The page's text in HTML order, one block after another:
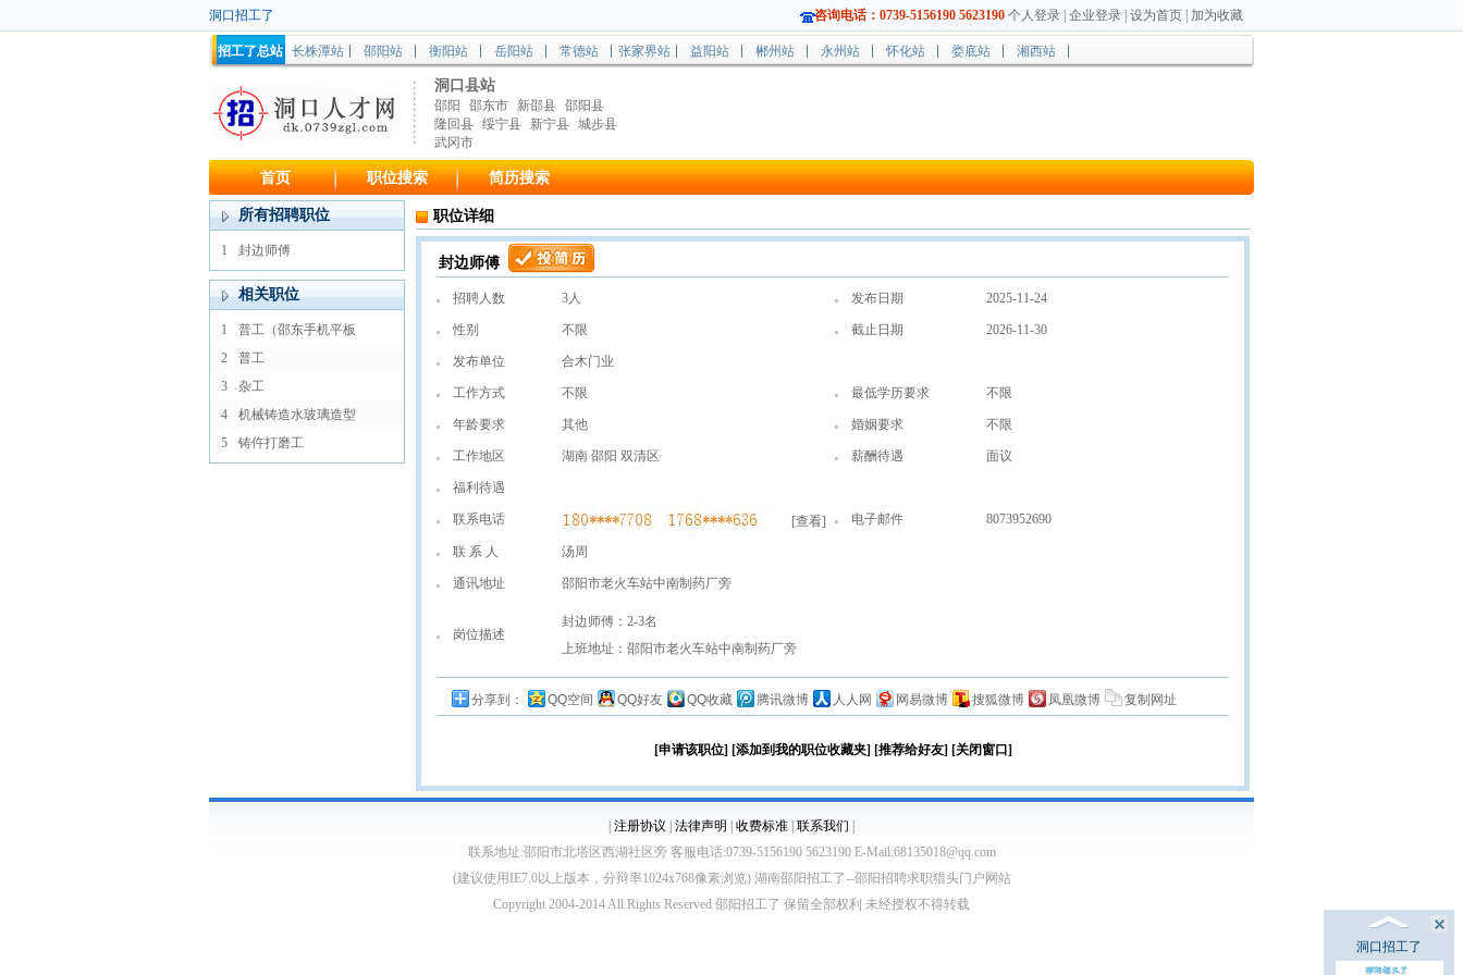
洞口招工了 咨询电话：0739-5156190 5623190 个人登录 企业登录 设为首页 加为收藏
招工了总站 长株潭站 邵阳站 衡阳站 岳阳站 常德站 张家界站 益阳站 郴州站 永州站 怀化站 娄底站 湘西站
洞口县站
邵阳 邵东市 新邵县 邵阳县
隆回县 绥宁县 新宁县 城步县
武冈市
首页 职位搜索 简历搜索
所有招聘职位
1 封边师傅
相关职位
1
普工（邵东手机平板
2
普工
3
杂工
4
机械铸造水玻璃造型
5
铸仵打磨工
职位详细
封边师傅
招聘人数 3人 发布日期 2025-11-24
性别 不限 截止日期 2026-11-30
发布单位 合木门业
工作方式 不限 最低学历要求 不限
年龄要求 其他 婚姻要求 不限
工作地区 湖南 邵阳 双清区 薪酬待遇 面议
福利待遇
联系电话 [查看] 电子邮件 8073952690
联 系 人 汤周
通讯地址 邵阳市老火车站中南制药厂旁
岗位描述
封边师傅：2-3名
上班地址：邵阳市老火车站中南制药厂旁
分享到： QQ空间 QQ好友 QQ收藏 腾讯微博 人人网 网易微博 搜狐微博 凤凰微博 复制网址
[申请该职位] [添加到我的职位收藏夹] [推荐给好友] [关闭窗口]
注册协议 法律声明 收费标准 联系我们
联系地址:邵阳市北塔区西湖社区旁 客服电话:0739-5156190 5623190 E-Mail:68135018@qq.com
(建议使用IE7.0以上版本，分辩率1024x768像素浏览) 湖南邵阳招工了--邵阳招聘求职猎头门户网站
Copyright 2004-2014 All Rights Reserved 邵阳招工了 保留全部权利 未经授权不得转载
洞口招工了